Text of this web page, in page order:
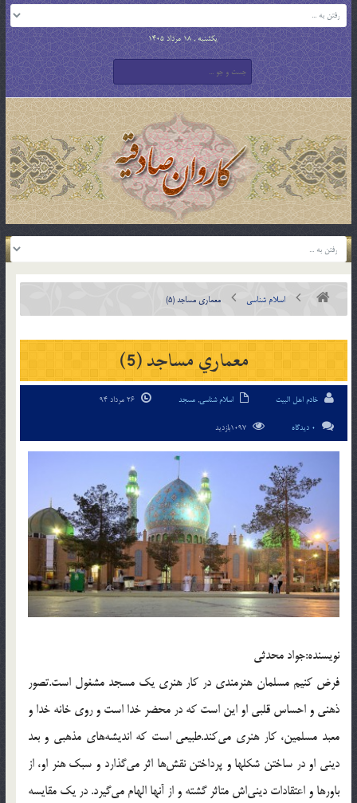
یکشنبه , 18 مرداد 1405
اسلام شناسی معماري مساجد (5)
معماري مساجد (5)
خادم اهل البیت اسلام شناسی, مسجد
0 دیدگاه
نويسنده:جواد محدثي
فرض كنيم مسلمان هنرمندي در كار هنري يك مسجد مشغول است.تصور
ذهني و احساس قلبي او اين است كه در محضر خدا است و روي خانه خدا و
معبد مسلمين، كار هنري مي‌كند.طبيعي است كه انديشه‌هاي مذهبي و بعد
ديني او در ساختن شكلها و پرداختن نقش‌ها اثر مي‌گذارد و سبك هنر او، از
باورها و اعتقادات ديني‌اش متاثر گشته و از آنها الهام مي‌گيرد. در يك مقايسه